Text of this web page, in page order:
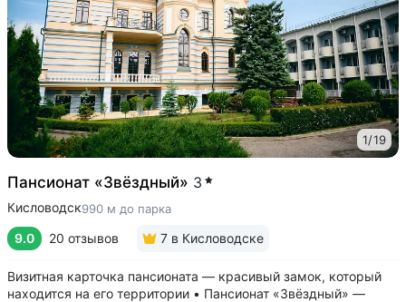
1/19
Пансионат «Звёздный» 3
Кисловодск990 м до парка
9.0 20 отзывов 7 в Кисловодске
Визитная карточка пансионата — красивый замок, который
находится на его территории • Пансионат «Звёздный» —